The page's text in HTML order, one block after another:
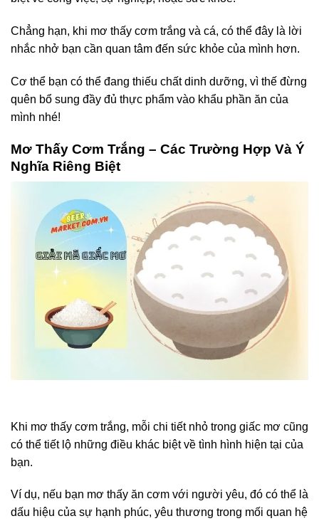
Chẳng hạn, khi mơ thấy cơm trắng và cá, có thể đây là lời
nhắc nhở bạn cần quan tâm đến sức khỏe của mình hơn.
Cơ thể bạn có thể đang thiếu chất dinh dưỡng, vì thế đừng
quên bổ sung đầy đủ thực phẩm vào khẩu phần ăn của
mình nhé!
Mơ Thấy Cơm Trắng – Các Trường Hợp Và Ý
Nghĩa Riêng Biệt
Khi mơ thấy cơm trắng, mỗi chi tiết nhỏ trong giấc mơ cũng
có thể tiết lộ những điều khác biệt về tình hình hiện tại của
bạn.
Ví dụ, nếu bạn mơ thấy ăn cơm với người yêu, đó có thể là
dấu hiệu của sự hạnh phúc, yêu thương trong mối quan hệ